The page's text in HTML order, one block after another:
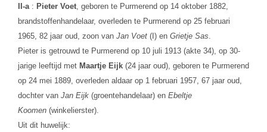
II-a : Pieter Voet, geboren te Purmerend op 14 oktober 1882,
brandstoffenhandelaar, overleden te Purmerend op 25 februari
1965, 82 jaar oud, zoon van Jan Voet(I) en Grietje Sas
Pieter is getrouwd te Purmerend op 10 juli 1913 (akte 34), op 30-
jarige leeftijd met Maartje Eijk(24 jaar oud), geboren te Purmerend
op 24 mei 1889, overleden aldaar op 1 februari 1957, 67 jaar oud,
dochter van Jan Eijk(groentehandelaar) en Ebeltje
Koomen(winkelierster).
Uit dit huwelijk: